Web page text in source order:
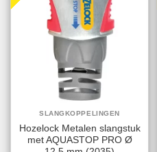
SLANGKOPPELINGEN
Hozelock Metalen slangstuk
met AQUASTOP PRO Ø